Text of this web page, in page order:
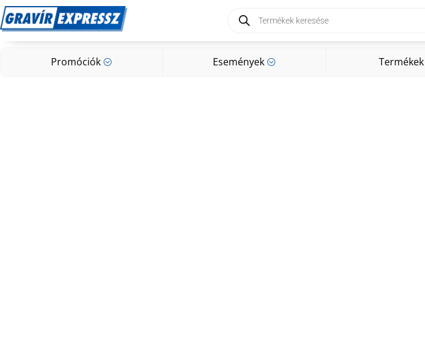
search
Promóciók ; Események ; Termékek
Promóciók; Események